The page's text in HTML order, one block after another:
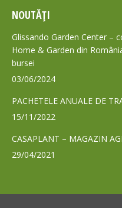
opens
in
new
window
opens
in
new
NOUTĂȚI
Glissando Garden Center –
Home & Garden din
bursei
03/06/2024
PACHETELE ANUALE DE
15/11/2022
CASAPLANT – MAGAZIN
29/04/2021